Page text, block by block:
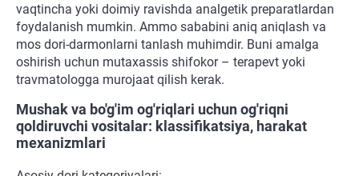
vaqtincha yoki doimiy ravishda analgetik preparatlardan
foydalanish mumkin. Ammo sababini aniq aniqlash va
mos dori-darmonlarni tanlash muhimdir. Buni amalga
oshirish uchun mutaxassis shifokor – terapevt yoki
travmatologga murojaat qilish kerak.
Mushak va bo'g'im og'riqlari uchun og'riqni
qoldiruvchi vositalar: klassifikatsiya, harakat
mexanizmlari